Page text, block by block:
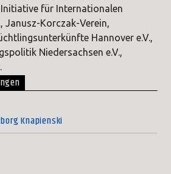
Initiative für Internationalen
Janusz-Korczak-Verein,
Hannover e.V.,
Niedersachsen e.V.,
Knapienski